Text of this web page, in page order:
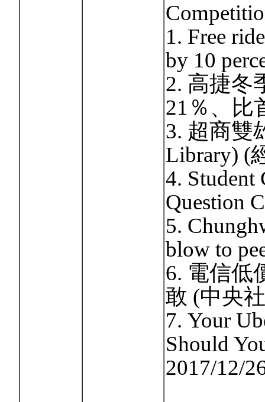
1. Free
by 10
2. 高捷冬
21％、比
3. 超商雙
Library) (
4. Student
Question
5.
blow to
6. 電信低
敢 (中央
7. Your
Should
2017/12/